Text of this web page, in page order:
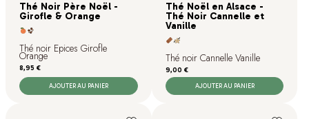
Thé Noir Père Noël -
Girofle & Orange
Thé noir Epices Girofle
Orange
Prix
8,95 €
AJOUTER AU PANIER
Thé Noël en Alsace -
Thé Noir Cannelle et
Vanille
Thé noir Cannelle Vanille
Prix
9,00 €
AJOUTER AU PANIER